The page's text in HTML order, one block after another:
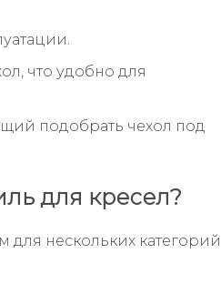
что удобно для
подобрать чехол под
для кресел?
для нескольких категорий